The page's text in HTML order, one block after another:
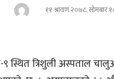
११ श्रावण २०७८, सोमबार
स्थितत्रिशुली अस्पताल